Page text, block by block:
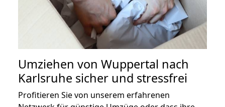
Umziehen von Wuppertal nach
Karlsruhe sicher und stressfrei
Profitieren Sie von unserem erfahrenen